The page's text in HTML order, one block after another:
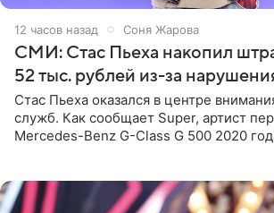
12 часов назад Соня Жарова
СМИ: Стас Пьеха накопил
52 тыс. рублей из-за
Стас Пьеха оказался в центре
служб. Как сообщает Super, артист
Mercedes-Benz G-Class G 500 2020